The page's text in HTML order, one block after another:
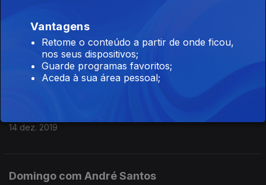
Domingo com André Santos
15 dez. 2019
14 dez. 2019
Domingo com André Santos
Vantagens
Retome o conteúdo a partir de onde ficou,
nos seus dispositivos;
Guarde programas favoritos;
Aceda à sua área pessoal;